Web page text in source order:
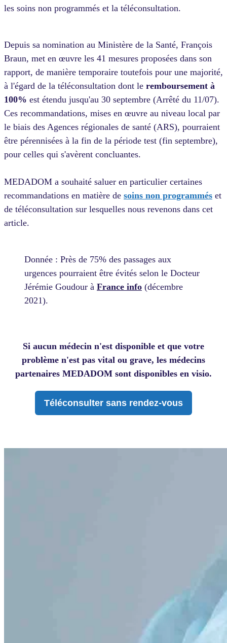
les soins non programmés et la téléconsultation.
Depuis sa nomination au Ministère de la Santé, François
Braun, met en œuvre les 41 mesures proposées dans son
rapport, de manière temporaire toutefois pour une majorité,
à l'égard de la téléconsultation dont le remboursement à
100% est étendu jusqu'au 30 septembre (Arrêté du 11/07).
Ces recommandations, mises en œuvre au niveau local par
le biais des Agences régionales de santé (ARS), pourraient
être pérennisées à la fin de la période test (fin septembre),
pour celles qui s'avèrent concluantes.
MEDADOM a souhaité saluer en particulier certaines
recommandations en matière de soins non programmés et
de téléconsultation sur lesquelles nous revenons dans cet
article.
Donnée : Près de 75% des passages aux
urgences pourraient être évités selon le Docteur
Jérémie Goudour à France info (décembre
2021).
Si aucun médecin n'est disponible et que votre
problème n'est pas vital ou grave, les médecins
partenaires MEDADOM sont disponibles en visio.
Téléconsulter sans rendez-vous